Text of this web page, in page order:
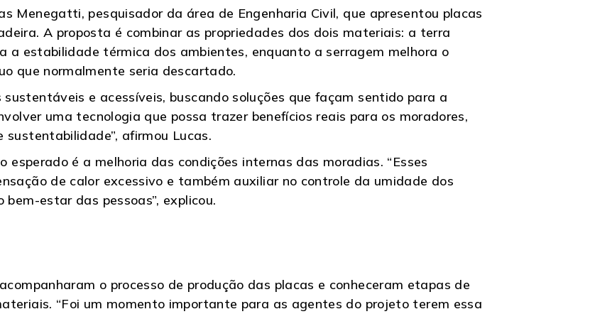
Menegatti, pesquisador da área de Engenharia Civil, que apresentou placas
A proposta é combinar as propriedades dos dois materiais: a terra
a estabilidade térmica dos ambientes, enquanto a serragem melhora o
que normalmente seria descartado.
e acessíveis, buscando soluções que façam sentido para a
uma tecnologia que possa trazer benefícios reais para os moradores,
afirmou Lucas.
esperado é a melhoria das condições internas das moradias. “Esses
de calor excessivo e também auxiliar no controle da umidade dos
estar das pessoas”, explicou.
o processo de produção das placas e conheceram etapas de
“Foi um momento importante para as agentes do projeto terem essa